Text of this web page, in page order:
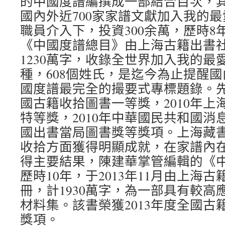
國內外近700家家譜文獻加入我的
職員介入下，投資300余萬，歷時8
《中國度譜總目》由上海古籍出書
1230萬字，收錄全世界加入我的最
種，608個姓氏，是迄今為止提醒
國度譜最完全的撮要式專標題錄。
國古籍收拾圖書一等獎，2010年上
特等獎，2010年中華國民共和國消
國出書當局圖書獎等獎項。上海藏
收拾方面獲得明顯成就，在家譜內
得主要結果，陳建華掌管編輯的《
歷時10年，于2013年11月由上海古
冊，計1930萬字，為一部具有較高
材料集。該書榮獲2013年度全國古
獎項。